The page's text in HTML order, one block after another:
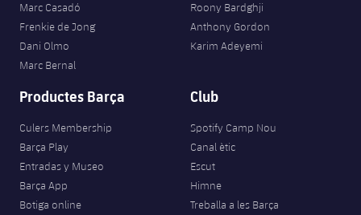
Marc Casadó
Frenkie de Jong
Dani Olmo
Marc Bernal
Roony Bardghji
Anthony Gordon
Karim Adeyemi
Productes Barça
Culers Membership
Barça Play
Entradas y Museo
Barça App
Botiga online
Club
Spotify Camp Nou
Canal ètic
Escut
Himne
Treballa a les Barça